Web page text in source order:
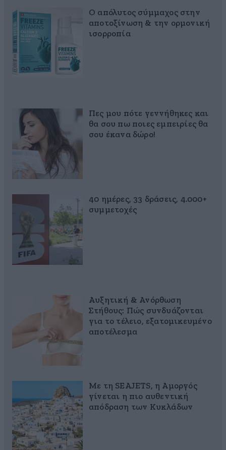
Ο απόλυτος σύμμαχος στην
αποτοξίνωση & την ορμονική
ισορροπία
Πες μου πότε γεννήθηκες και
θα σου πω ποιες εμπειρίες θα
σου έκανα δώρο!
40 ημέρες, 33 δράσεις, 4.000+
συμμετοχές
Αυξητική & Ανόρθωση
Στήθους: Πώς συνδυάζονται
για το τέλειο, εξατομικευμένο
αποτέλεσμα
Με τη SEAJETS, η Αμοργός
γίνεται η πιο αυθεντική
απόδραση των Κυκλάδων